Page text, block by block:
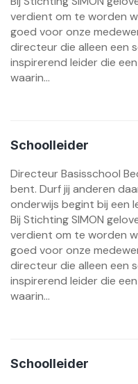
verdient om te worden
goed voor onze
directeur die alleen een
inspirerend leider die
waarin...
Schoolleider
Directeur Basisschool
bent. Durf jij anderen
onderwijs begint bij een
Bij Stichting SIMON
verdient om te worden
goed voor onze
directeur die alleen een
inspirerend leider die
waarin...
Schoolleider